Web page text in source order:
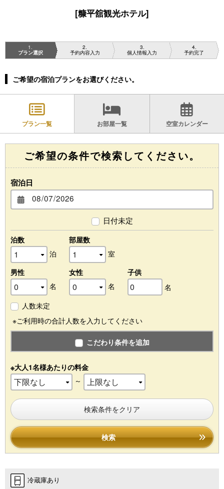
[糠平舘観光ホテル]
1
プラン選択
2
予約内容入力
3
個人情報入力
4
予約完了
ご希望の宿泊プランをお選びください。
プラン一覧 お部屋一覧 空室カレンダー
ご希望の条件で検索してください。
宿泊日
日付未定
泊数
泊
部屋数
室
男性
名
女性
名
子供
名
人数未定
※ご利用時の合計人数を入力してください
こだわり条件を追加
※大人1名様あたりの料金
～
検索条件をクリア
検索
冷蔵庫あり